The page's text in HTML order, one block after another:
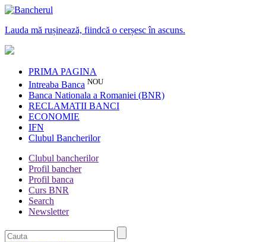
Lauda mă rușinează, fiindcă o cerșesc în ascuns.
PRIMA PAGINA
Intreaba Banca NOU
Banca Nationala a Romaniei (BNR)
RECLAMATII BANCI
ECONOMIE
IFN
Clubul Bancherilor
Clubul bancherilor
Profil bancher
Profil banca
Curs BNR
Search
Newsletter